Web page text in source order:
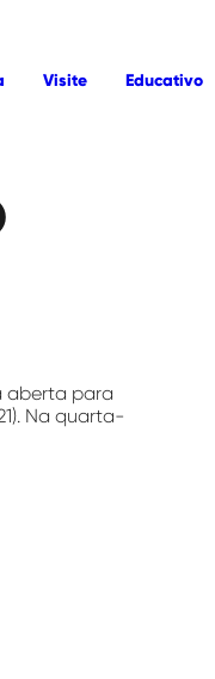
Visite Educativo
aberta para
Na quarta-